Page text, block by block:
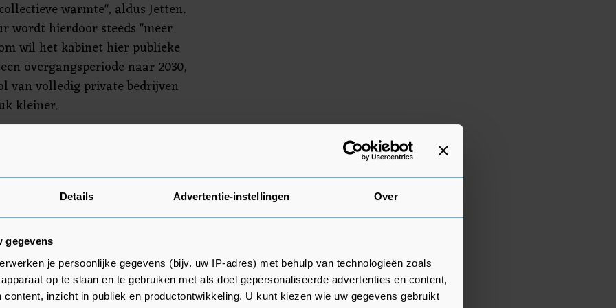
Details Advertentie-instellingen Over
gegevens
je persoonlijke gegevens (bijv. uw IP-adres) met behulp van technologieën zoals
op te slaan en te gebruiken met als doel gepersonaliseerde advertenties en content,
content, inzicht in publiek en productontwikkeling. U kunt kiezen wie uw gegevens gebruikt
warmte", aldus Jetten.
wordt hierdoor steeds "meer
wil het kabinet hier publieke
overgangsperiode naar 2030,
van volledig private bedrijven
kleiner.
met minder dan 1500
van meer dan 50 procent
een
Toch leidde het plan van het
werd gelekt, al tot grote
Vattenfall kondigde aan alle
in de uitbreiding en aanleg